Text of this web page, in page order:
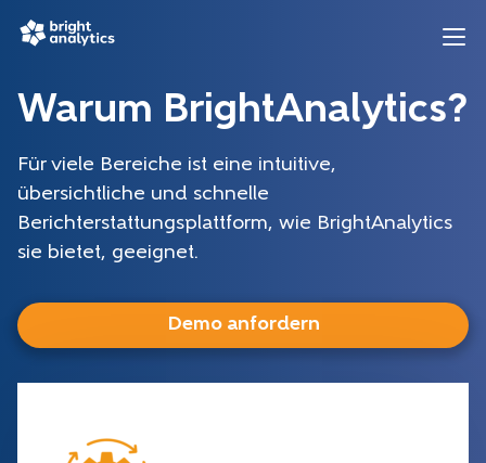
Warum BrightAnalytics?
Für viele Bereiche ist eine intuitive,
übersichtliche und schnelle
Berichterstattungsplattform, wie BrightAnalytics
sie bietet, geeignet.
Demo anfordern